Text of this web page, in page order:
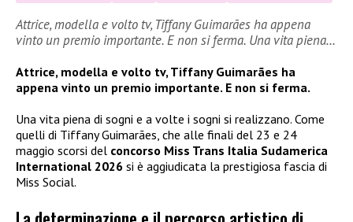
Attrice, modella e volto tv, Tiffany Guimarães ha appena
vinto un premio importante. E non si ferma. Una vita piena…
Attrice, modella e volto tv, Tiffany Guimarães ha
appena vinto un premio importante. E non si ferma.
Una vita piena di sogni e a volte i sogni si realizzano. Come
quelli di Tiffany Guimarães, che alle finali del 23 e 24
maggio scorsi del concorso Miss Trans Italia Sudamerica
International 2026 si è aggiudicata la prestigiosa fascia di
Miss Social.